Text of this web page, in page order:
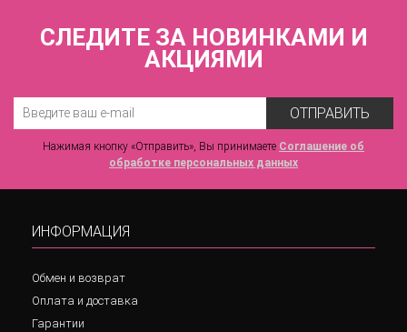
СЛЕДИТЕ ЗА НОВИНКАМИ И
АКЦИЯМИ
ОТПРАВИТЬ
Нажимая кнопку «Отправить», Вы принимаете Соглашение об
обработке персональных данных
ИНФОРМАЦИЯ
Обмен и возврат
Оплата и доставка
Гарантии